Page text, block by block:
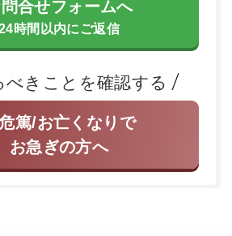
合せフォームへ
時間以内にご返信
べきことを確認する
篤/お亡くなりで
お急ぎの方へ